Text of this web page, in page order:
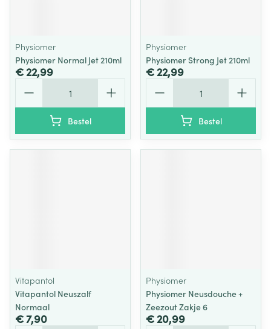
Physiomer
Physiomer Normal Jet 210ml
€ 22,99
Bestel
Physiomer
Physiomer Strong Jet 210ml
€ 22,99
Bestel
Vitapantol
Vitapantol Neuszalf
Normaal
€ 7,90
Physiomer
Physiomer Neusdouche +
Zeezout Zakje 6
€ 20,99